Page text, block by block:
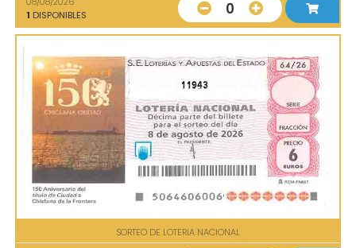
1 DISPONIBLES 0
11943
SORTEO DE LOTERIA NACIONAL